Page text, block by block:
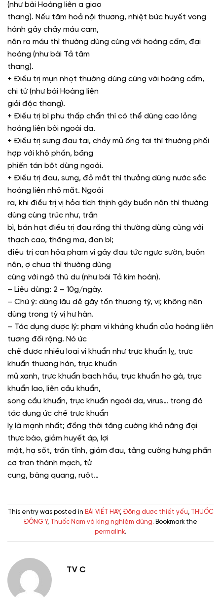
(như bài Hoàng liên a giao
thang). Nếu tâm hoả nội thương, nhiệt bức huyết vong
hành gây chảy máu cam,
nôn ra máu thì thường dùng cùng với hoàng cấm, đại
hoàng (như bài Tả tâm
thang).
+ Điều trị mụn nhọt thường dùng cùng với hoàng cẩm,
chi tử (như bài Hoàng liên
giải độc thang).
+ Điều trị bì phu thấp chẩn thì có thể dùng cao lỏng
hoàng liên bôi ngoài da.
+ Điều trị sưng đau tai, chảy mủ ống tai thì thường phối
hợp với khô phần, băng
phiến tán bột dùng ngoài.
+ Điều trị đau, sưng, đỏ mắt thì thưởng dùng nước sắc
hoàng liên nhỏ mắt. Ngoài
ra, khi điều trị vị hỏa tích thịnh gây buồn nôn thì thường
dùng cùng trúc như, trần
bì, bán hạt điều trị đau răng thì thường dùng cùng với
thạch cao, thăng ma, đan bì;
điều trị can hỏa phạm vi gây đau tức ngực sườn, buồn
nôn, ợ chua thì thường dùng
cùng với ngô thù du (như bài Tả kim hoàn).
– Liều dùng: 2 – 10g/ngày.
– Chú ý: dùng lâu dễ gây tổn thương tỳ, vị; không nên
dùng trong tỳ vị hư hàn.
– Tác dụng dược lý: phạm vi kháng khuẩn của hoàng liên
tương đối rộng. Nó ức
chế được nhiều loại vi khuẩn như trực khuẩn lỵ, trực
khuẩn thương hàn, trực khuẩn
mủ xanh, trực khuẩn bạch hầu, trực khuẩn ho gà, trực
khuẩn lao, liên cầu khuẩn,
song cầu khuẩn, trực khuẩn ngoài da, virus… trong đó
tác dụng ức chế trực khuẩn
lỵ là mạnh nhất; đồng thời tăng cường khả năng đại
thực bào, giảm huyết áp, lợi
mật, hạ sốt, trấn tĩnh, giảm đau, tăng cường hưng phấn
cơ trơn thành mạch, tử
cung, bàng quang, ruột…
This entry was posted in BÀI VIẾT HAY, Đông dược thiết yếu,
THUỐC
ĐÔNG Y, Thuốc Nam và king nghiệm dùng. Bookmark the
permalink.
TV C